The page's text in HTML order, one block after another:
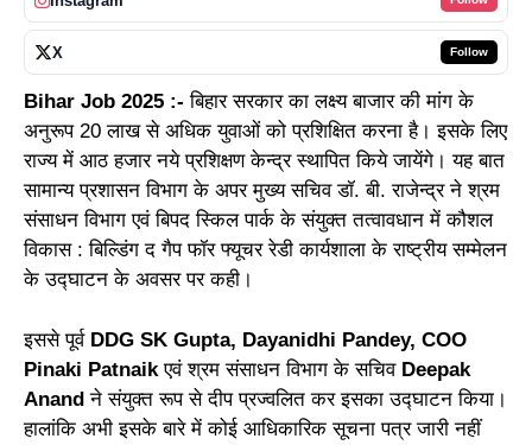
X Follow
Bihar Job 2025 :-बिहार सरकार का लक्ष्य बाजार की मांग के
अनुरूप 20 लाख से अधिक युवाओं को प्रशिक्षित करना है। इसके लिए
राज्य में आठ हजार नये प्रशिक्षण केन्द्र स्थापित किये जायेंगे। यह बात
सामान्य प्रशासन विभाग के अपर मुख्य सचिव डॉ. बी. राजेन्द्र ने श्रम
संसाधन विभाग एवं बिपद स्किल पार्क के संयुक्त तत्वावधान में कौशल
विकास : बिल्डिंग द गैप फॉर फ्यूचर रेडी कार्यशाला के राष्ट्रीय सम्मेलन
के उद्घाटन के अवसर पर कही।
इससे पूर्व DDG SK Gupta, Dayanidhi Pandey, COO
Pinaki Patnaikएवं श्रम संसाधन विभाग के सचिव Deepak
Anand ने संयुक्त रूप से दीप प्रज्वलित कर इसका उद्घाटन किया।
हालांकि अभी इसके बारे में कोई आधिकारिक सूचना पत्र जारी नहीं